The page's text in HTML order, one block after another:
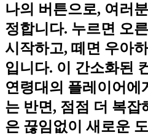
나의 버튼으로, 여러
정합니다. 누르면 오
시작하고, 떼면 우아
입니다. 이 간소화된
연령대의 플레이어에
는 반면, 점점 더 복잡
은 끊임없이 새로운